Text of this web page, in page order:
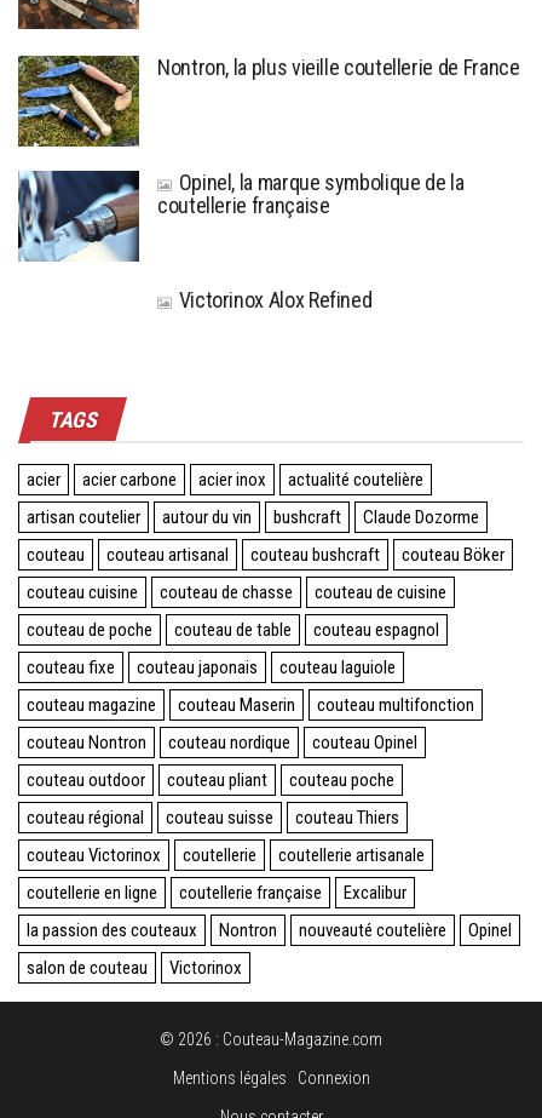
Nontron, la plus vieille coutellerie de France
Opinel, la marque symbolique de la
coutellerie française
Victorinox Alox Refined
TAGS
acier acier carbone acier inox
actualité coutelière
artisan coutelier
autour du vin bushcraft
Claude Dozorme
couteau
couteau artisanal couteau bushcraft
couteau Böker
couteau cuisine
couteau de chasse
couteau de cuisine
couteau de poche
couteau de table
couteau espagnol
couteau fixe
couteau japonais
couteau laguiole
couteau magazine
couteau Maserin
couteau multifonction
couteau Nontron
couteau nordique
couteau Opinel
couteau outdoor
couteau pliant
couteau poche
couteau régional
couteau suisse
couteau Thiers
couteau Victorinox
coutellerie
coutellerie artisanale
coutellerie en ligne
coutellerie française
Excalibur
la passion des couteaux
Nontron nouveauté coutelière
Opinel
salon de couteau
Victorinox
© 2026 : Couteau-Magazine.com
Mentions légales
Connexion